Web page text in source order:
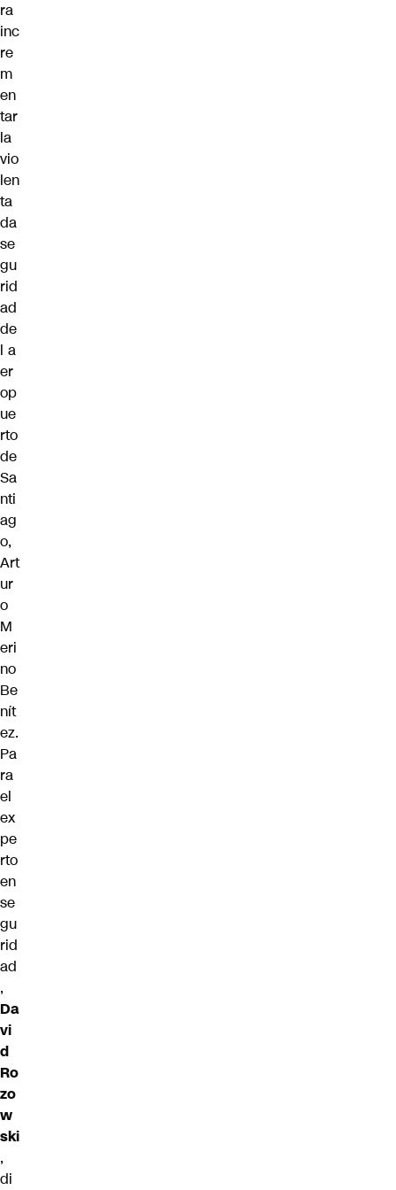
ra
inc
re
m
en
tar
la
vio
len
ta
da
se
gu
rid
ad
de
l a
er
op
ue
rto
de
Sa
nti
ag
o,
Art
ur
o
M
eri
no
Be
nít
ez.
Pa
ra
el
ex
pe
rto
en
se
gu
rid
ad
,
Da
vi
d
Ro
zo
w
ski
,
di